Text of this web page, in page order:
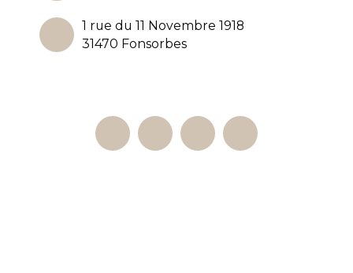
1 rue du 11 Novembre 1918
31470 Fonsorbes